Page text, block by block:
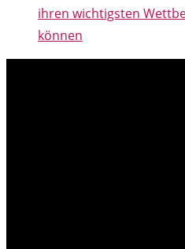
ihren wichtigsten
können